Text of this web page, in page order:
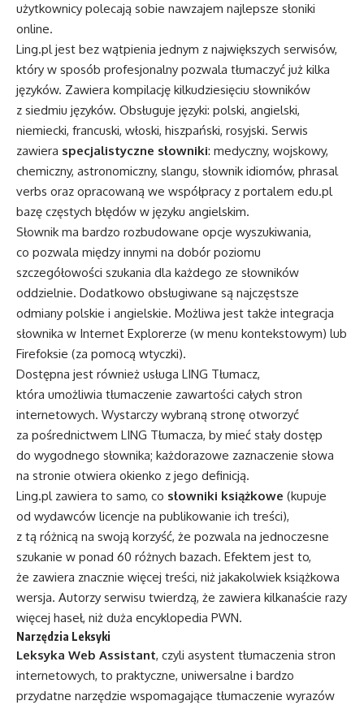
użytkownicy polecają sobie nawzajem najlepsze słoniki
online.
Ling.pl jest bez wątpienia jednym z największych serwisów,
który w sposób profesjonalny pozwala tłumaczyć już kilka
języków. Zawiera kompilację kilkudziesięciu słowników
z siedmiu języków. Obsługuje języki: polski, angielski,
niemiecki, francuski, włoski, hiszpański, rosyjski. Serwis
zawiera specjalistyczne słowniki: medyczny, wojskowy,
chemiczny, astronomiczny, slangu, słownik idiomów, phrasal
verbs oraz opracowaną we współpracy z portalem edu.pl
bazę częstych błędów w języku angielskim.
Słownik ma bardzo rozbudowane opcje wyszukiwania,
co pozwala między innymi na dobór poziomu
szczegółowości szukania dla każdego ze słowników
oddzielnie. Dodatkowo obsługiwane są najczęstsze
odmiany polskie i angielskie. Możliwa jest także integracja
słownika w Internet Explorerze (w menu kontekstowym) lub
Firefoksie (za pomocą wtyczki).
Dostępna jest również usługa LING Tłumacz,
która umożliwia tłumaczenie zawartości całych stron
internetowych. Wystarczy wybraną stronę otworzyć
za pośrednictwem LING Tłumacza, by mieć stały dostęp
do wygodnego słownika; każdorazowe zaznaczenie słowa
na stronie otwiera okienko z jego definicją.
Ling.pl zawiera to samo, co słowniki książkowe (kupuje
od wydawców licencje na publikowanie ich treści),
z tą różnicą na swoją korzyść, że pozwala na jednoczesne
szukanie w ponad 60 różnych bazach. Efektem jest to,
że zawiera znacznie więcej treści, niż jakakolwiek książkowa
wersja. Autorzy serwisu twierdzą, że zawiera kilkanaście razy
więcej haseł, niż duża encyklopedia PWN.
Narzędzia Leksyki
Leksyka Web Assistant, czyli asystent tłumaczenia stron
internetowych, to praktyczne, uniwersalne i bardzo
przydatne narzędzie wspomagające tłumaczenie wyrazów